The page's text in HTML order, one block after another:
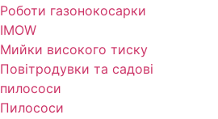
Роботи газонокосарки
IMOW
Мийки високого тиску
Повітродувки та садові
пилососи
Пилососи